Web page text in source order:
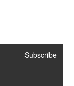
Subscribe